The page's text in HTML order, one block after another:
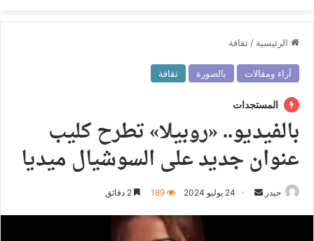
الرئيسية / ثقافة
آراء ومقالات بالصورة ثقافة
المستجدات
بالفيديو.. «روبيلا» تطرح كليب
عنوان جديد على السوشيال ميديا
حيدر
أرسل 24 يوليو 2024 189